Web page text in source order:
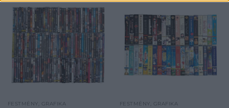
FESTMÉNY, GRAFIKA FESTMÉNY, GRAFIKA